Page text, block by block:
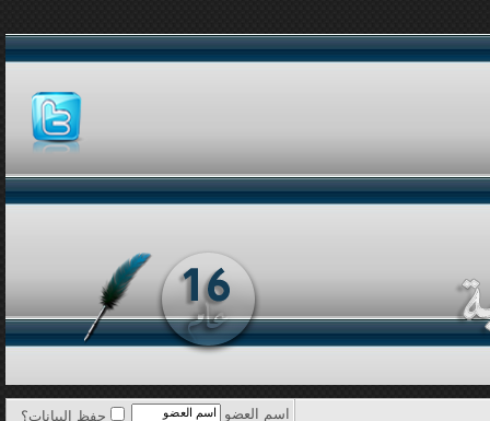
اسم العضو
حفظ البيانات؟